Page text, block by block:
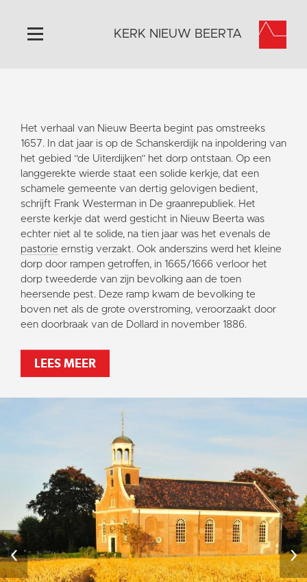
Historie
Omgeving
Activiteiten
Doneer
Contact
Vaktaal
KERK NIEUW BEERTA
Het verhaal van Nieuw Beerta begint pas omstreeks
1657. In dat jaar is op de Schanskerdijk na inpoldering van
het gebied “de Uiterdijken” het dorp ontstaan. Op een
langgerekte wierde staat een solide kerkje, dat een
schamele gemeente van dertig gelovigen bedient,
schrijft Frank Westerman in De graanrepubliek. Het
eerste kerkje dat werd gesticht in Nieuw Beerta was
echter niet al te solide, na tien jaar was het evenals de
pastorie ernstig verzakt. Ook anderszins werd het kleine
dorp door rampen getroffen, in 1665/1666 verloor het
dorp tweederde van zijn bevolking aan de toen
heersende pest. Deze ramp kwam de bevolking te
boven net als de grote overstroming, veroorzaakt door
een doorbraak van de Dollard in november 1886.
LEES MEER
‹ ›